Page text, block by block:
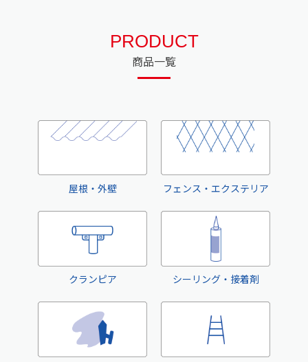
PRODUCT
商品一覧
屋根・外壁 フェンス・エクステリア
クランピア シーリング・接着剤